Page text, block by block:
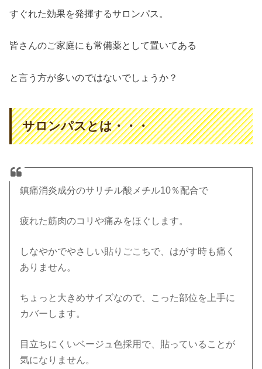
すぐれた効果を発揮するサロンパス。
皆さんのご家庭にも常備薬として置いてある
と言う方が多いのではないでしょうか？
サロンパスとは・・・
鎮痛消炎成分のサリチル酸メチル10％配合で
疲れた筋肉のコリや痛みをほぐします。
しなやかでやさしい貼りごこちで、はがす時も痛く
ありません。
ちょっと大きめサイズなので、こった部位を上手に
カバーします。
目立ちにくいベージュ色採用で、貼っていることが
気になりません。